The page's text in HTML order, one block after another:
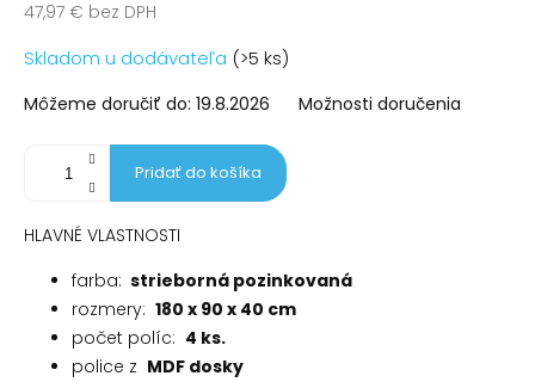
47,97 € bez DPH
Jednotková
cena:
Skladom u dodávateľa (>5 ks)
Môžeme doručiť do: 19.8.2026 Možnosti doručenia
Pridať do košíka
HLAVNÉ VLASTNOSTI
farba: strieborná pozinkovaná
rozmery: 180 x 90 x 40 cm
počet políc: 4 ks.
police z MDF dosky